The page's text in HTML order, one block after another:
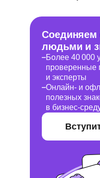
людьми и
Более 40 000
проверенные
и эксперты
Онлайн- и
полезных
в бизнес-